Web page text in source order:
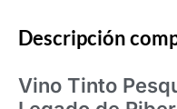
Descripción
Vino Tinto